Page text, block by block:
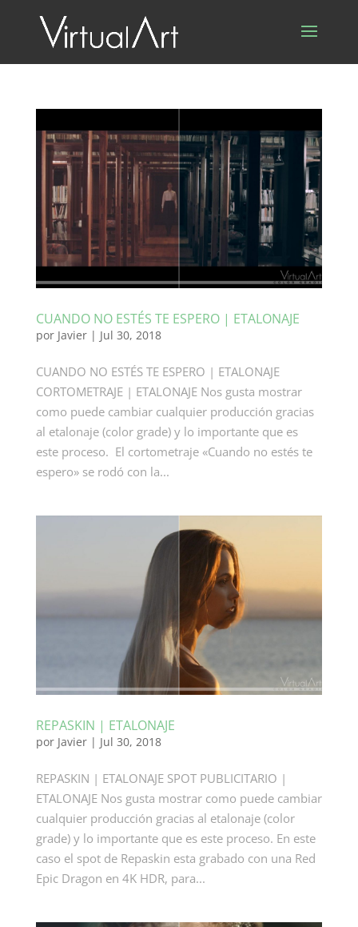
CUANDO NO ESTÉS TE ESPERO | ETALONAJE
por Javier| Jul 30, 2018
CUANDO NO ESTÉS TE ESPERO | ETALONAJE
CORTOMETRAJE | ETALONAJE Nos gusta mostrar
como puede cambiar cualquier producción gracias
al etalonaje (color grade) y lo importante que es
este proceso. El cortometraje «Cuando no estés te
espero» se rodó con la...
REPASKIN | ETALONAJE
por Javier| Jul 30, 2018
REPASKIN | ETALONAJE SPOT PUBLICITARIO |
ETALONAJE Nos gusta mostrar como puede cambiar
cualquier producción gracias al etalonaje (color
grade) y lo importante que es este proceso. En este
caso el spot de Repaskin esta grabado con una Red
Epic Dragon en 4K HDR, para...